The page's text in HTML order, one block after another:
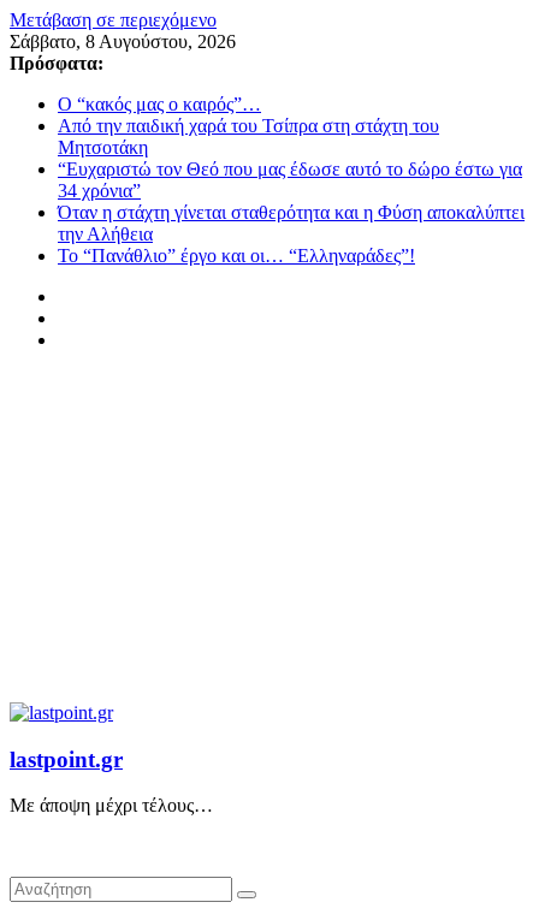
Μετάβαση σε περιεχόμενο
Σάββατο, 8 Αυγούστου, 2026
Πρόσφατα:
Ο “κακός μας ο καιρός”…
Από την παιδική χαρά του Τσίπρα στη στάχτη του
Μητσοτάκη
“Ευχαριστώ τον Θεό που μας έδωσε αυτό το δώρο έστω για
34 χρόνια”
Όταν η στάχτη γίνεται σταθερότητα και η Φύση αποκαλύπτει
την Αλήθεια
Το “Πανάθλιο” έργο και οι… “Ελληναράδες”!
lastpoint.gr
Με άποψη μέχρι τέλους…